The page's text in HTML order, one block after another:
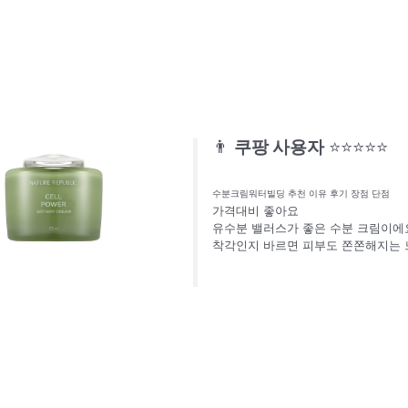
👨 쿠팡 사용자 ⭐⭐⭐⭐⭐
수분크림워터빌딩 추천 이유 후기 장점 단점
가격대비 좋아요
유수분 밸러스가 좋은 수분 크림이에
착각인지 바르면 피부도 쫀쫀해지는